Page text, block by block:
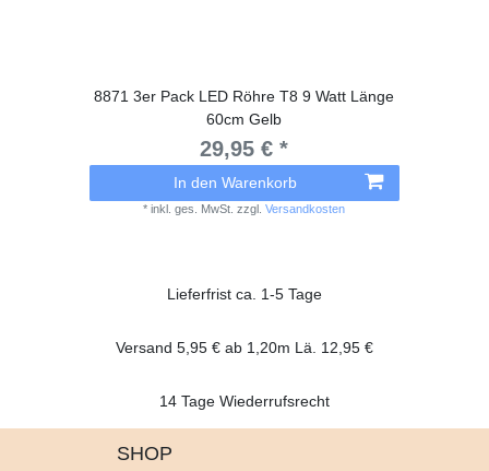
8871 3er Pack LED Röhre T8 9 Watt Länge
60cm Gelb
29,95 € *
In den Warenkorb
*inkl. ges. MwSt. zzgl.Versandkosten
Lieferfrist ca. 1-5 Tage
Versand 5,95 € ab 1,20m Lä. 12,95 €
14 Tage Wiederrufsrecht
SHOP